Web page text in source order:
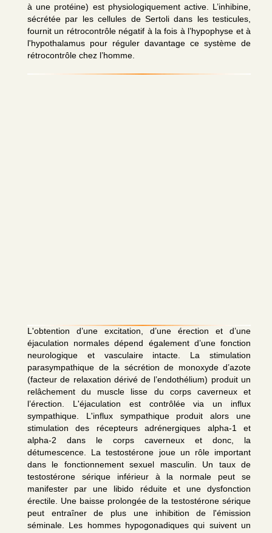
à une protéine) est physiologiquement active. L’inhibine,
sécrétée par les cellules de Sertoli dans les testicules,
fournit un rétrocontrôle négatif à la fois à l’hypophyse et à
l'hypothalamus pour réguler davantage ce système de
rétrocontrôle chez l’homme.
L'obtention d’une excitation, d’une érection et d’une
éjaculation normales dépend également d’une fonction
neurologique et vasculaire intacte. La stimulation
parasympathique de la sécrétion de monoxyde d’azote
(facteur de relaxation dérivé de l’endothélium) produit un
relâchement du muscle lisse du corps caverneux et
l’érection. L'éjaculation est contrôlée via un influx
sympathique. L'influx sympathique produit alors une
stimulation des récepteurs adrénergiques alpha-1 et
alpha-2 dans le corps caverneux et donc, la
détumescence. La testostérone joue un rôle important
dans le fonctionnement sexuel masculin. Un taux de
testostérone sérique inférieur à la normale peut se
manifester par une libido réduite et une dysfonction
érectile. Une baisse prolongée de la testostérone sérique
peut entraîner de plus une inhibition de l'émission
séminale. Les hommes hypogonadiques qui suivent un